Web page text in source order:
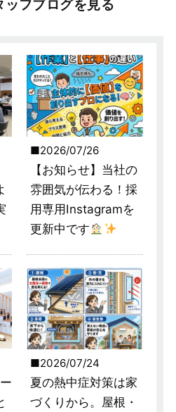
ッフブログを見る
2026/07/26
【お知らせ】当社の
雰囲気が伝わる！採
用専用Instagramを
更新中です
2026/07/24
夏の熱中症対策は家
づくりから。屋根・